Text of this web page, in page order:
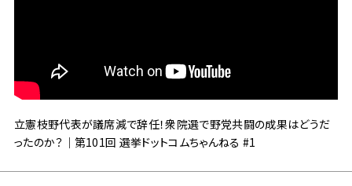
立憲枝野代表が議席減で辞任！衆院選で野党共闘の成果はどうだ
ったのか？｜第101回 選挙ドットコムちゃんねる #1